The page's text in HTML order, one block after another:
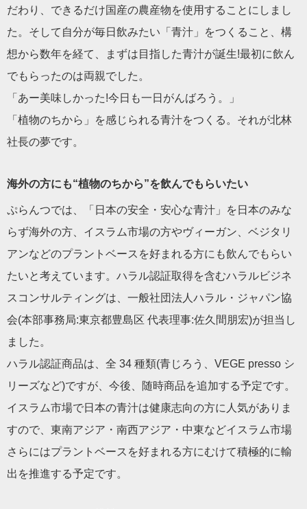
だわり、できるだけ国産の農産物を使用することにしまし
た。そして自分が毎日飲みたい「青汁」をつくること、構
想から数年を経て、まずは目指した青汁が誕生!最初に飲ん
でもらったのは両親でした。
「あー美味しかった!今日も一日がんばろう。」
「植物のちから」を感じられる青汁をつくる。それが北林
社長の夢です。
海外の方にも“植物のちから”を飲んでもらいたい
ぷらんつでは、「日本の安全・安心な青汁」を日本のみな
らず海外の方、イスラム市場の方やヴィーガン、ベジタリ
アンなどのプラントベースを好まれる方にも飲んでもらい
たいと考えています。ハラル認証取得を含むハラルビジネ
スコンサルティングは、一般社団法人ハラル・ジャパン協
会(本部事務局:東京都豊島区 代表理事:佐久間朋宏)が担当し
ました。
ハラル認証商品は、全 34 種類(青じろう、VEGE presso シ
リーズなど)ですが、今後、随時商品を追加する予定です。
イスラム市場で日本の青汁は健康志向の方に人気がありま
すので、東南アジア・南西アジア・中東などイスラム市場
さらにはプラントベースを好まれる方にむけて積極的に輸
出を推進する予定です。